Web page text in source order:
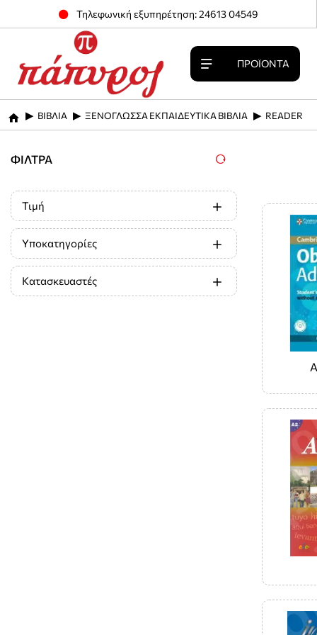
Τηλεφωνική εξυπηρέτηση: 24613 04549
ΠΡΟΪΌΝΤΑ
home
ΒΙΒΛΙΑ ΞΕΝΟΓΛΩΣΣΑ ΕΚΠΑΙΔΕΥΤΙΚΑ ΒΙΒΛΙΑ READER
ΦΊΛΤΡΑ
Τιμή
Υποκατηγορίες
Κατασκευαστές